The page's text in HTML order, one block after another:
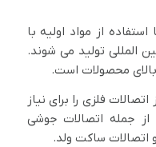
از مواد اولیه با
المللی تولید می شوند.
محصولات است.
اتصالات فلزی را برای نیاز
جمله اتصالات جوشی
اتصالات ساکت ولد.